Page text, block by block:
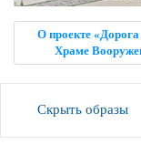
О проекте
Храме
Скрыть образы